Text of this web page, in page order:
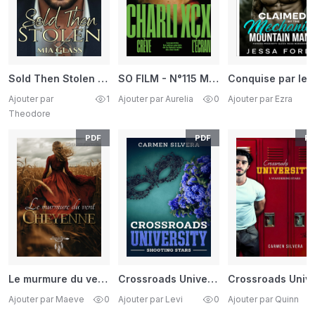
Sold Then Stolen - Dark Mafia Alphas Series - Chapitre Un
Ajouter par
Theodore
1
PDF
Le murmure du vent - CHEYENNE
Ajouter par Maeve 0
SO FILM - N°115 Mai - Juin 2026 FR
Ajouter par Aurelia 0
PDF
Crossroads University - Tome 2 - Shooting Stars - Roman de fiction
Ajouter par Levi 0
Ajouter par Ezra
Ajouter par Quinn